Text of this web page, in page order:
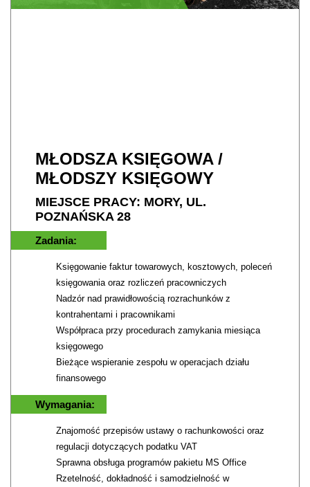
MŁODSZA KSIĘGOWA /
MŁODSZY KSIĘGOWY
MIEJSCE PRACY: MORY, UL.
POZNAŃSKA 28
Zadania:
Księgowanie faktur towarowych, kosztowych, poleceń
księgowania oraz rozliczeń pracowniczych
Nadzór nad prawidłowością rozrachunków z
kontrahentami i pracownikami
Współpraca przy procedurach zamykania miesiąca
księgowego
Bieżące wspieranie zespołu w operacjach działu
finansowego
Wymagania:
Znajomość przepisów ustawy o rachunkowości oraz
regulacji dotyczących podatku VAT
Sprawna obsługa programów pakietu MS Office
Rzetelność, dokładność i samodzielność w